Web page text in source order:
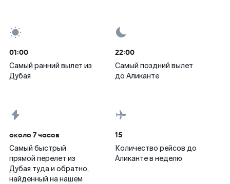
01:00
Самый ранний вылет из
Дубая
22:00
Самый поздний вылет
до Аликанте
около 7 часов
Самый быстрый
прямой перелет из
Дубая туда и обратно,
найденный на нашем
15
Количество рейсов до
Аликанте в неделю